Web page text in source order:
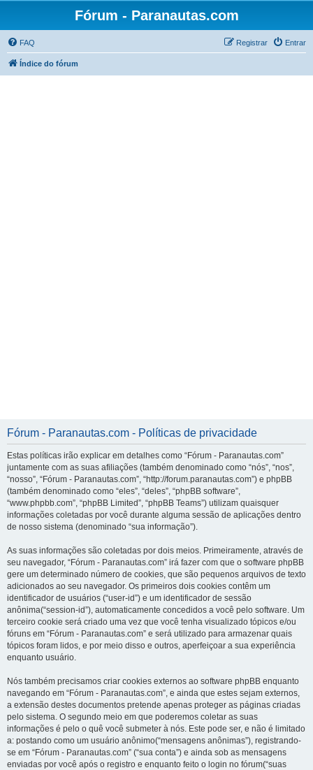
Fórum - Paranautas.com
FAQ Entrar
Registrar
Índice do fórum
Fórum - Paranautas.com - Políticas de privacidade
Estas políticas irão explicar em detalhes como “Fórum - Paranautas.com”
juntamente com as suas afiliações (também denominado como “nós”, “nos”,
“nosso”, “Fórum - Paranautas.com”, “http://forum.paranautas.com”) e phpBB
(também denominado como “eles”, “deles”, “phpBB software”,
“www.phpbb.com”, “phpBB Limited”, “phpBB Teams”) utilizam quaisquer
informações coletadas por você durante alguma sessão de aplicações dentro
de nosso sistema (denominado “sua informação”).
As suas informações são coletadas por dois meios. Primeiramente, através de
seu navegador, “Fórum - Paranautas.com” irá fazer com que o software phpBB
gere um determinado número de cookies, que são pequenos arquivos de texto
adicionados ao seu navegador. Os primeiros dois cookies contêm um
identificador de usuários (“user-id”) e um identificador de sessão
anônima(“session-id”), automaticamente concedidos a você pelo software. Um
terceiro cookie será criado uma vez que você tenha visualizado tópicos e/ou
fóruns em “Fórum - Paranautas.com” e será utilizado para armazenar quais
tópicos foram lidos, e por meio disso e outros, aperfeiçoar a sua experiência
enquanto usuário.
Nós também precisamos criar cookies externos ao software phpBB enquanto
navegando em “Fórum - Paranautas.com”, e ainda que estes sejam externos,
a extensão destes documentos pretende apenas proteger as páginas criadas
pelo sistema. O segundo meio em que poderemos coletar as suas
informações é pelo o quê você submeter à nós. Este pode ser, e não é limitado
a: postando como um usuário anônimo(“mensagens anônimas”), registrando-
se em “Fórum - Paranautas.com” (“sua conta”) e ainda sob as mensagens
enviadas por você após o registro e enquanto feito o login no fórum(“suas